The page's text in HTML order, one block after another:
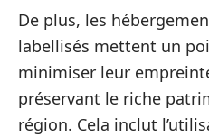
De plus, les
labellisés mettent un
minimiser leur
préservant le riche
région. Cela inclut